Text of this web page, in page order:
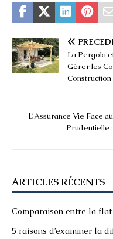
La Pergola
Gérer les
Construction
L’Assurance Vie Face
Prudentielle
ARTICLES RÉCENTS
Comparaison entre la
5 raisons d’examiner la